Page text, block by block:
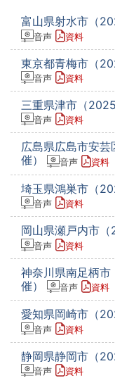
富山県射水市（
音声 資料
東京都青梅市（
音声 資料
三重県津市（
音声 資料
広島県広島市安
催）
音声 資料
埼玉県鴻巣市（
音声 資料
岡山県瀬戸内市（
音声 資料
神奈川県南足柄
催）
音声 資料
愛知県岡崎市（
音声 資料
静岡県静岡市（
音声 資料